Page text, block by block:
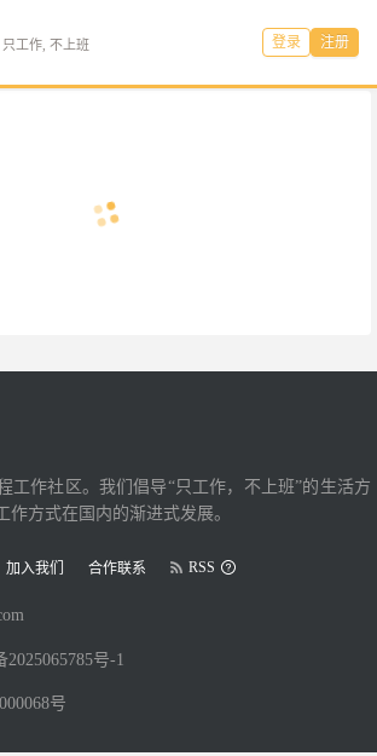
只工作, 不上班 登录 注册
工作社区。我们倡导“只工作，不上班”的生活方
作方式在国内的渐进式发展。
加入我们 合作联系 RSS
2025065785号-1
号